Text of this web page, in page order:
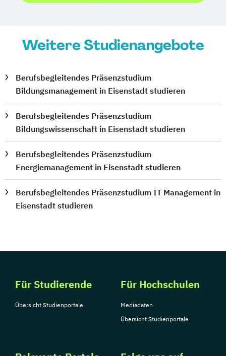
Französisch
Spanisch
Statistik kompakt
Talent Manager*in Technical Manager*in
Techniker*in Concept Engineering
Techniker*in Elektrotechnik
Techniker*in Maschinenbau
Techniker*in Mechatronik
Technische*r Einkäufer*in
Usability und UX Expert*in
Wirtschaftsmathematik kompakt
Wirtschaftspsycholog*in Ökonom*in
Übersetzen von allgemeinsprachlichen
Weitere Studienangebote
Berufsbegleitendes Präsenzstudium
Bildungsmanagement in Eisenstadt studieren
Berufsbegleitendes Präsenzstudium
Bildungswissenschaft in Eisenstadt studieren
Berufsbegleitendes Präsenzstudium
Energiemanagement in Eisenstadt studieren
Berufsbegleitendes Präsenzstudium IT Management in
Eisenstadt studieren
Für Studierende
Übersicht Studienportale
Für Hochschulen
Mediadaten
Übersicht Studienportale